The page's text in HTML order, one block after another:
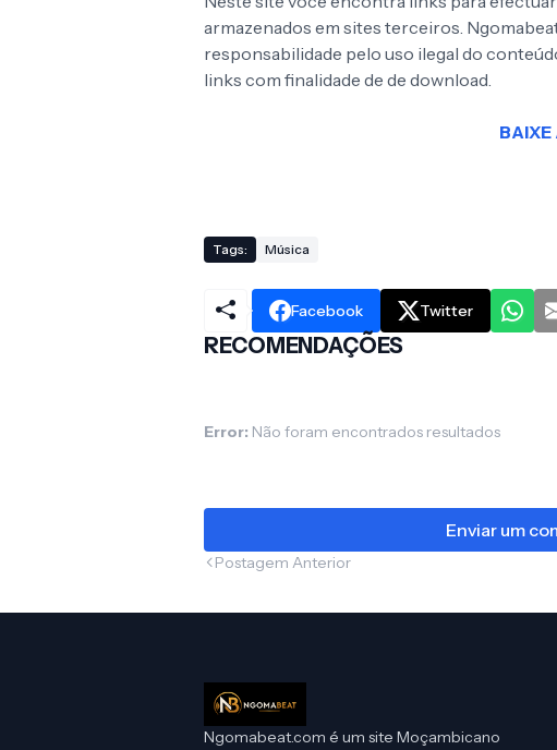
armazenados em sites terceiros.
responsabilidade pelo uso ilegal do
links com finalidade de de download.
BAIXE
Tags: Música
Facebook Twitter
RECOMENDAÇÕES
Error: Não foram encontrados resultados
Enviar um
Postagem Anterior
Ngomabeat.com é um site Moçambicano